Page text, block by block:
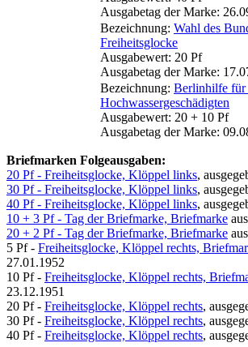
Ausgabetag der Marke:
Bezeichnung: Wahl des
Freiheitsglocke
Ausgabewert: 20 Pf
Ausgabetag der Marke:
Bezeichnung: Berlinhilfe für
Hochwassergeschädigten
Ausgabewert: 20 + 10 Pf
Ausgabetag der Marke:
Briefmarken Folgeausgaben:
20 Pf - Freiheitsglocke, Klöppel links,
30 Pf - Freiheitsglocke, Klöppel links,
40 Pf - Freiheitsglocke, Klöppel links,
10 + 3 Pf - Tag der Briefmarke, Briefmarke
20 + 2 Pf - Tag der Briefmarke, Briefmarke
5 Pf - Freiheitsglocke, Klöppel rechts,
27.01.1952
10 Pf - Freiheitsglocke, Klöppel rechts,
23.12.1951
20 Pf - Freiheitsglocke, Klöppel rechts,
30 Pf - Freiheitsglocke, Klöppel rechts,
40 Pf - Freiheitsglocke, Klöppel rechts,